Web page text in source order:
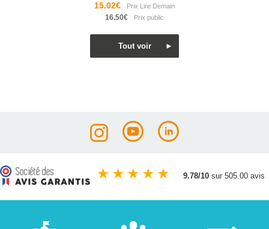
15.02€
16.50€
★ ★ ★ ★ ★ 9.78/10 sur 505.00 avis